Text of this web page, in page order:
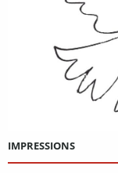
IMPRESSIONS